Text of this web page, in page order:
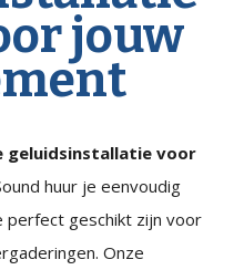
jouw
geluidsinstallatie voor
huur je eenvoudig
perfect geschikt zijn voor
Onze